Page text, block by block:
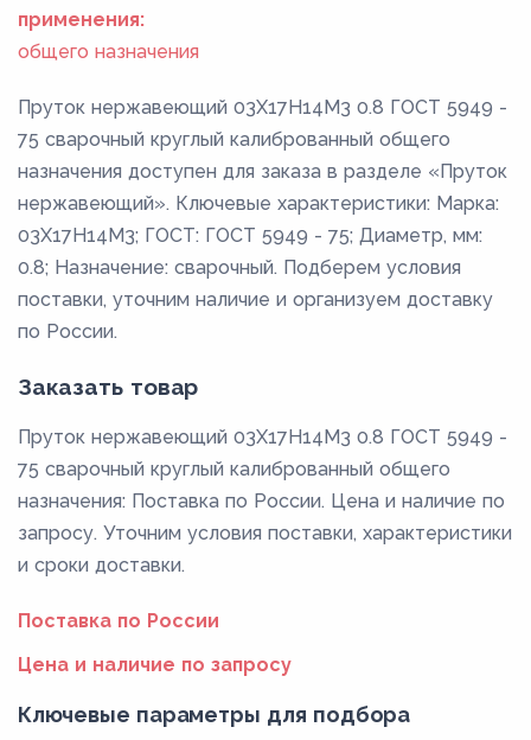
применения:
общего назначения
Пруток нержавеющий 03Х17Н14М3 0.8 ГОСТ 5949 -
75 сварочный круглый калиброванный общего
назначения доступен для заказа в разделе «Пруток
нержавеющий». Ключевые характеристики: Марка:
03Х17Н14М3; ГОСТ: ГОСТ 5949 - 75; Диаметр, мм:
0.8; Назначение: сварочный. Подберем условия
поставки, уточним наличие и организуем доставку
по России.
Заказать товар
Пруток нержавеющий 03Х17Н14М3 0.8 ГОСТ 5949 -
75 сварочный круглый калиброванный общего
назначения: Поставка по России. Цена и наличие по
запросу. Уточним условия поставки, характеристики
и сроки доставки.
Поставка по России
Цена и наличие по запросу
Ключевые параметры для подбора